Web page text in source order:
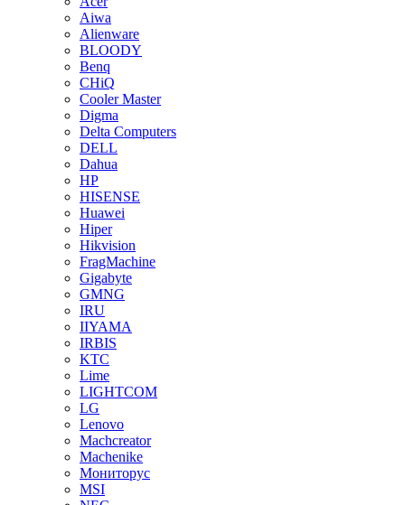
Aiwa
Alienware
BLOODY
Benq
CHiQ
Cooler Master
Digma
Delta Computers
DELL
Dahua
HP
HISENSE
Huawei
Hiper
Hikvision
FragMachine
Gigabyte
GMNG
IRU
IIYAMA
IRBIS
KTC
Lime
LIGHTCOM
LG
Lenovo
Machcreator
Machenike
Мониторус
MSI